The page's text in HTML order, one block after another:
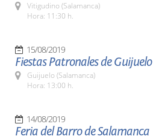
Vitigudino (Salamanca)
Hora: 11:30 h.
15/08/2019
Fiestas Patronales de Guijuelo
Guijuelo (Salamanca)
Hora: 13:00 h.
14/08/2019
Feria del Barro de Salamanca